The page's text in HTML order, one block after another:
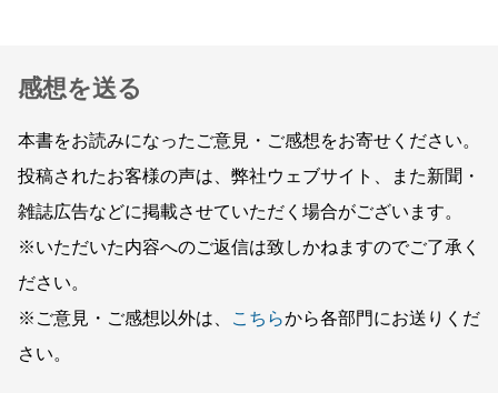
感想を送る
本書をお読みになったご意見・ご感想をお寄せください。
投稿されたお客様の声は、弊社ウェブサイト、また新聞・
雑誌広告などに掲載させていただく場合がございます。
※いただいた内容へのご返信は致しかねますのでご了承く
ださい。
※ご意見・ご感想以外は、
こちらから各部門にお送りくだ
さい。